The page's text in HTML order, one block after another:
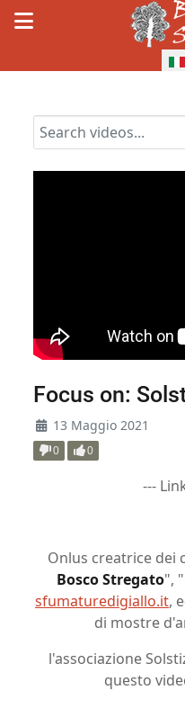
Focus on:
13 Maggio 2021
0 0
---
Onlus creatrice dei
Bosco Stregato", "
sfumaturedigiallo.it,
di mostre
l'associazione
questo